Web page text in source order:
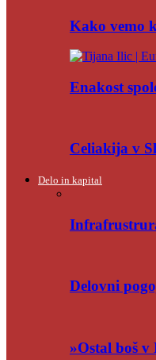
Kako vemo
Enakost
Celiakija v
Delo in kapital
Delovni
»Ostal boš